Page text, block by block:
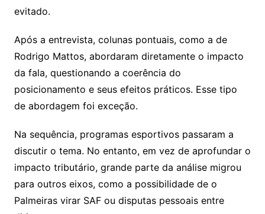
evitado.
Após a entrevista, colunas pontuais, como a de
Rodrigo Mattos, abordaram diretamente o impacto
da fala, questionando a coerência do
posicionamento e seus efeitos práticos. Esse tipo
de abordagem foi exceção.
Na sequência, programas esportivos passaram a
discutir o tema. No entanto, em vez de aprofundar o
impacto tributário, grande parte da análise migrou
para outros eixos, como a possibilidade de o
Palmeiras virar SAF ou disputas pessoais entre